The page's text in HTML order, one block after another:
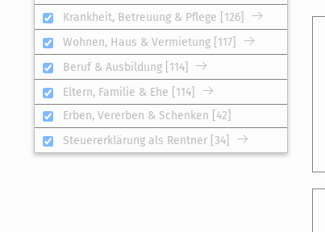
Krankheit, Betreuung & Pflege [126]
Wohnen, Haus & Vermietung [117]
Beruf & Ausbildung [114]
Eltern, Familie & Ehe [114]
Erben, Vererben & Schenken [42]
Steuererklärung als Rentner [34]